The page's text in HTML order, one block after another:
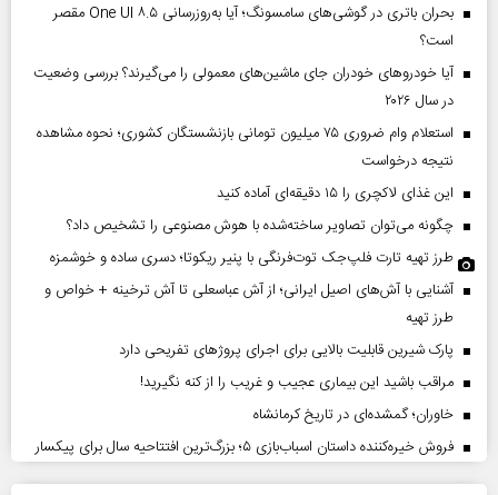
بحران باتری در گوشی‌های سامسونگ؛ آیا به‌روزرسانی One UI ۸.۵ مقصر
است؟
آیا خودروهای خودران جای ماشین‌های معمولی را می‌گیرند؟ بررسی وضعیت
در سال ۲۰۲۶
استعلام وام ضروری ۷۵ میلیون تومانی بازنشستگان کشوری؛ نحوه مشاهده
نتیجه درخواست
این غذای لاکچری را ۱۵ دقیقه‌ای آماده کنید
چگونه می‌توان تصاویر ساخته‌شده با هوش مصنوعی را تشخیص داد؟
طرز تهیه تارت فلپ‌جک توت‌فرنگی با پنیر ریکوتا؛ دسری ساده و خوشمزه
آشنایی با آش‌های اصیل ایرانی؛ از آش عباسعلی تا آش ترخینه + خواص و
طرز تهیه
پارک شیرین قابلیت‌ بالایی برای اجرای پروژهای تفریحی دارد
مراقب باشید این بیماری عجیب و غریب را از کنه نگیرید!
خاوران؛ گمشده‌ای در تاریخ کرمانشاه
فروش خیره‌کننده داستان اسباب‌بازی ۵؛ بزرگ‌ترین افتتاحیه سال برای پیکسار